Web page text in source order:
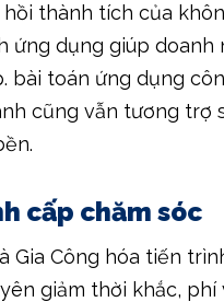
cũng vẫn tương trợ
cấp chăm sóc
Gia Công hóa tiến
đầy đủ công đoạn
dị hóa tiến trình vẫn
đầy đủ điều